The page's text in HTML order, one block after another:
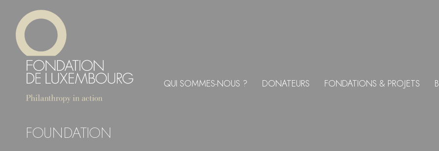
contenu
principal
QUI SOMMES-NOUS ? DONATEURS FONDATIONS & PROJETS
FOUNDATION